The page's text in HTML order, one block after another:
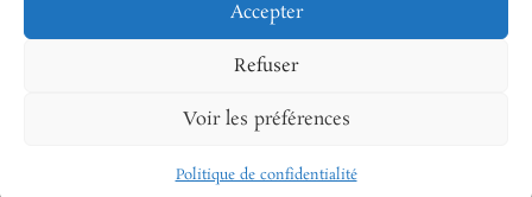
Accepter
Refuser
Voir les préférences
Politique de confidentialité
Cardiomyopathies |Mentions légales